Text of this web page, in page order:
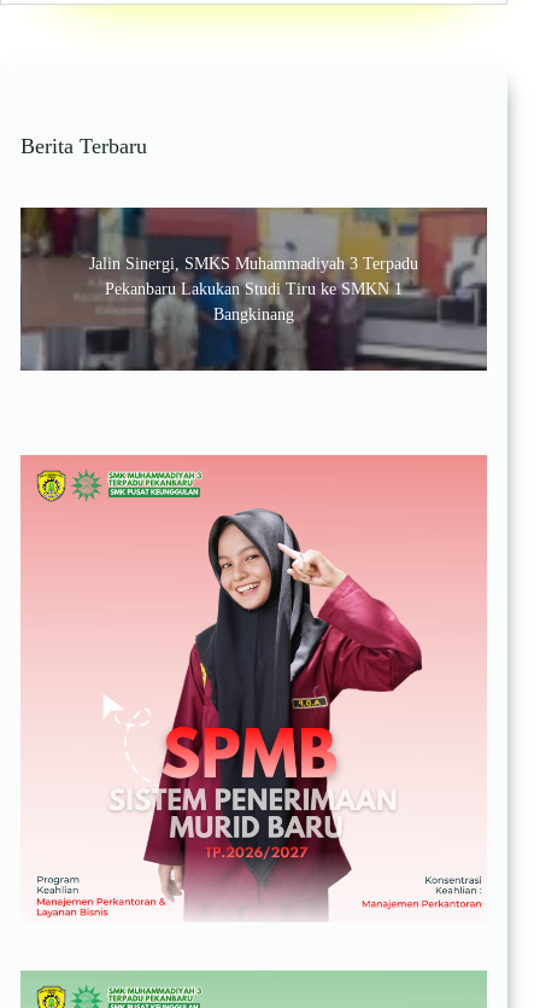
Muhammadiyah
Makasar
Berita Terbaru
Jalin Sinergi, SMKS Muhammadiyah 3 Terpadu
Pekanbaru Lakukan Studi Tiru ke SMKN 1
Bangkinang